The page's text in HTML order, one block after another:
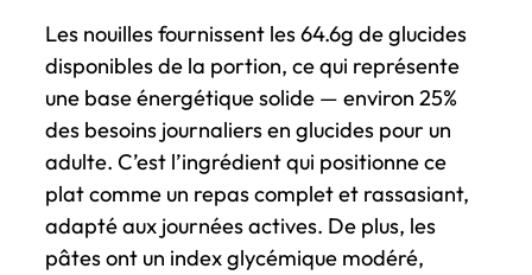
Les nouilles fournissent les 64.6g de glucides
disponibles de la portion, ce qui représente
une base énergétique solide — environ 25%
des besoins journaliers en glucides pour un
adulte. C’est l’ingrédient qui positionne ce
plat comme un repas complet et rassasiant,
adapté aux journées actives. De plus, les
pâtes ont un index glycémique modéré,